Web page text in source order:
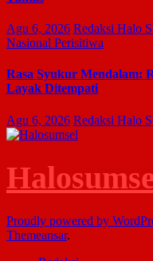
Agu 6, 2026 Redaksi Halo
Nasional Perisitiwa
Rasa Syukur Mendalam:
Layak Ditempati
Agu 6, 2026 Redaksi Halo
Proudly powered by
Themeansar.